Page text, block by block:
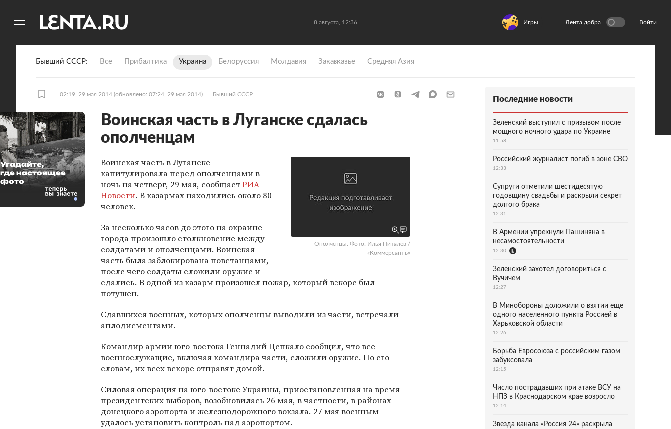
8 августа, 12:36 Игры Лента добра Войти
Бывший СССР Все Прибалтика Украина Белоруссия Молдавия Закавказье Средняя Азия
02:19, 29 мая 2014 (обновлено: 07:24, 29 мая 2014) Бывший СССР
Воинская часть в Луганске сдалась
ополченцам
Ополченцы. Фото: Илья Питалев /
«Коммерсантъ»
Воинская часть в Луганске
капитулировала перед ополченцами в
ночь на четверг, 29 мая, сообщаетРИА
Новости. В казармах находились около 80
человек.
За несколько часов до этого на окраине
города произошло столкновение между
солдатами и ополченцами. Воинская
часть была заблокирована повстанцами,
после чего солдаты сложили оружие и
сдались. В одной из казарм произошел пожар, который вскоре был
потушен.
Сдавшихся военных, которых ополченцы выводили из части, встречали
аплодисментами.
Командир армии юго-востока Геннадий Цепкало сообщил, что все
военнослужащие, включая командира части, сложили оружие. По его
словам, их всех вскоре отправят домой.
Силовая операция на юго-востоке Украины, приостановленная на время
президентских выборов, возобновилась 26 мая, в частности, в районах
донецкого аэропорта и железнодорожного вокзала. 27 мая военным
удалось установить контроль над аэропортом.
Угадайте,
где настоящее
фото
Последние новости
Зеленский выступил с призывом после
мощного ночного удара по Украине
11:58
Российский журналист погиб в зоне СВО
12:33
Супруги отметили шестидесятую
годовщину свадьбы и раскрыли секрет
долгого брака
12:31
В Армении упрекнули Пашиняна в
несамостоятельности
12:30
Зеленский захотел договориться с
Вучичем
12:27
В Минобороны доложили о взятии еще
одного населенного пункта Россией в
Харьковской области
12:26
Борьба Евросоюза с российским газом
забуксовала
12:15
Число пострадавших при атаке ВСУ на
НПЗ в Краснодарском крае возросло
12:14
Звезда канала «Россия 24» раскрыла